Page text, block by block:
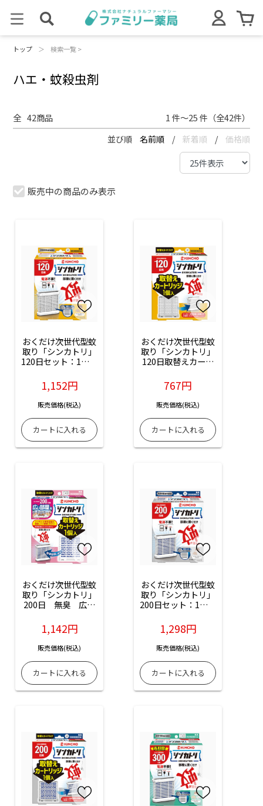
トップ ＞ 検索一覧 >
ハエ・蚊殺虫剤
全 42商品 1 件～25 件（全42件）
並び順 名前順 / 新着順 / 価格順
販売中の商品のみ表示
おくだけ次世代型蚊
取り「シンカトリ」
120日セット：1セッ
1,152円
販売価格(税込)
おくだけ次世代型蚊
取り「シンカトリ」
120日取替えカート
767円
販売価格(税込)
おくだけ次世代型蚊
取り「シンカトリ」
200日　無臭　広い
トリッジ）：1個入
1,142円
販売価格(税込)
おくだけ次世代型蚊
取り「シンカトリ」
200日セット：1セッ
1,298円
販売価格(税込)